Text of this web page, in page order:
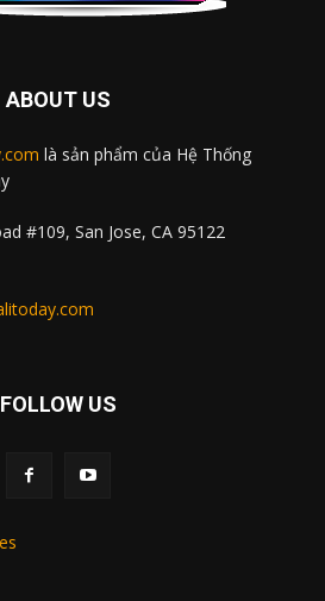
ABOUT US
là sản phẩm của Hệ Thống
#109, San Jose, CA 95122
FOLLOW US